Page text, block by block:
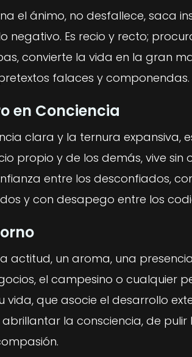
el ánimo, no desfallece, saca
negativo. Es recio y recto;
convierte la vida en la gran
falaces y componendas.
en Conciencia
clara y la ternura expansiva,
propio y de los demás, vive sin
entre los desconfiados,
y con desapego entre los
actitud, un aroma, una
el campesino o cualquier
vida, que asocie el desarrollo
la consciencia, de